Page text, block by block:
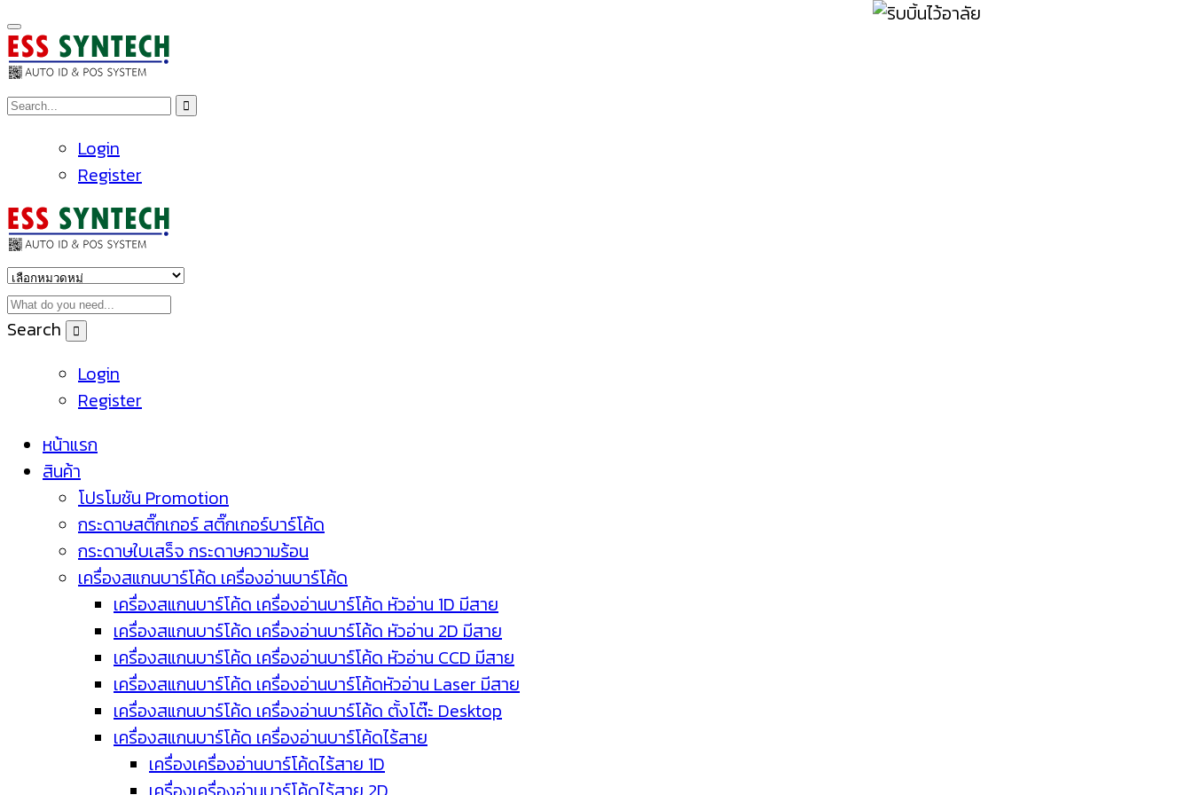
Login
Register
Search
Login
Register
หน้าแรก
สินค้า
โปรโมชัน Promotion
กระดาษสติ๊กเกอร์ สติ๊กเกอร์บาร์โค้ด
กระดาษใบเสร็จ กระดาษความร้อน
เครื่องสแกนบาร์โค้ด เครื่องอ่านบาร์โค้ด
เครื่องสแกนบาร์โค้ด เครื่องอ่านบาร์โค้ด หัวอ่าน 1D มีสาย
เครื่องสแกนบาร์โค้ด เครื่องอ่านบาร์โค้ด หัวอ่าน 2D มีสาย
เครื่องสแกนบาร์โค้ด เครื่องอ่านบาร์โค้ด หัวอ่าน CCD มีสาย
เครื่องสแกนบาร์โค้ด เครื่องอ่านบาร์โค้ดหัวอ่าน Laser มีสาย
เครื่องสแกนบาร์โค้ด เครื่องอ่านบาร์โค้ด ตั้งโต๊ะ Desktop
เครื่องสแกนบาร์โค้ด เครื่องอ่านบาร์โค้ดไร้สาย
เครื่องเครื่องอ่านบาร์โค้ดไร้สาย 1D